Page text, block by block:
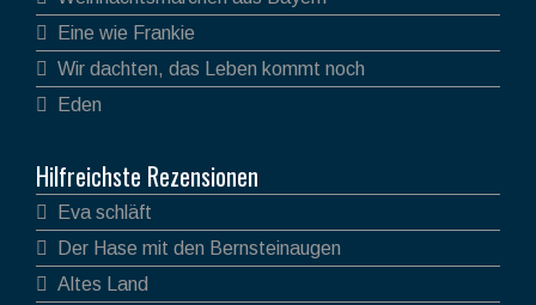
Eine wie Frankie
Wir dachten, das Leben kommt noch
Eden
Hilfreichste Rezensionen
Eva schläft
Der Hase mit den Bernsteinaugen
Altes Land